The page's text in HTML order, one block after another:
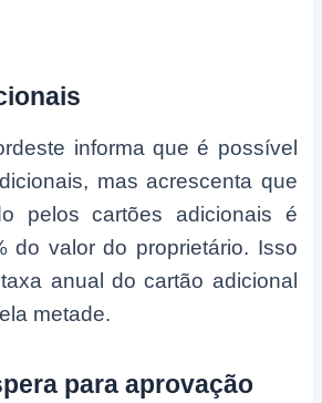
informa que é possível
mas acrescenta que
pelos cartões adicionais é
do valor do proprietário. Isso
anual do cartão adicional
metade.
para aprovação